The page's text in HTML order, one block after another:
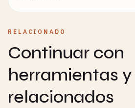
RELACIONADO
Continuar con
herramientas
relacionados